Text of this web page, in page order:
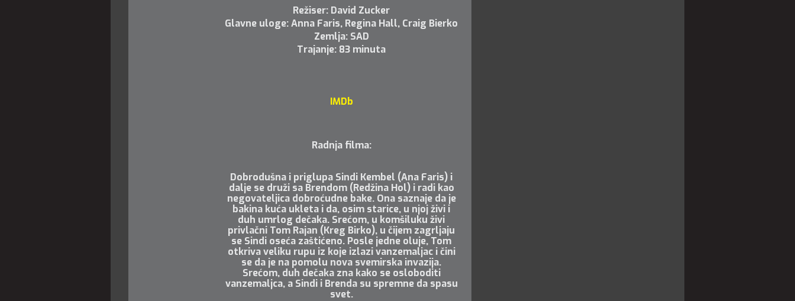
Režiser: David Zucker
Glavne uloge: Anna Faris, Regina Hall, Craig Bierko
Zemlja: SAD
Trajanje: 83 minuta
IMDb
Radnja filma:
Dobrodušna i priglupa Sindi Kembel (Ana Faris) i
dalje se druži sa Brendom (Redžina Hol) i radi kao
negovateljica dobroćudne bake. Ona saznaje da je
bakina kuća ukleta i da, osim starice, u njoj živi i
duh umrlog dečaka. Srećom, u komšiluku živi
privlačni Tom Rajan (Kreg Birko), u čijem zagrljaju
se Sindi oseća zaštićeno. Posle jedne oluje, Tom
otkriva veliku rupu iz koje izlazi vanzemaljac i čini
se da je na pomolu nova svemirska invazija.
Srećom, duh dečaka zna kako se osloboditi
vanzemaljca, a Sindi i Brenda su spremne da spasu
svet.